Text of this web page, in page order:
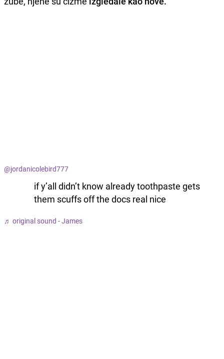
@jordanicolebird777
if y’all didn’t know already toothpaste gets
them scuffs off the docs real nice
♬ original sound - James